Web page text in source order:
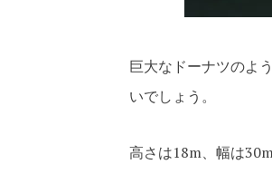
巨大なドーナツのよ
いでしょう。
高さは18m、幅は